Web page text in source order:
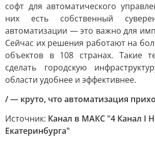
софт для автоматического
них есть собственный
автоматизации — это важно для
Сейчас их решения работают на
объектов в 108 странах. Такие
сделать городскую
области удобнее и эффективнее.
/ — круто, что автоматизация
Источник: Канал в МАКС "4 Канал I
Екатеринбурга"